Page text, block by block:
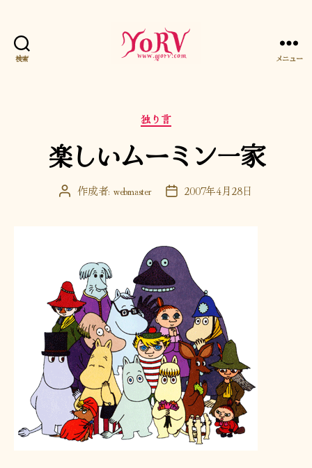
検索 メニュー
カ
テ
リ
独り言
楽しいムーミン一家
投 作成者: webmaster
投 2007年4月28日